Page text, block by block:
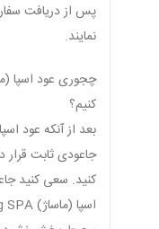
پس از دریافت
نمایند.
کنیم؟
جاعودی ثابت
کنید. سعی کنید